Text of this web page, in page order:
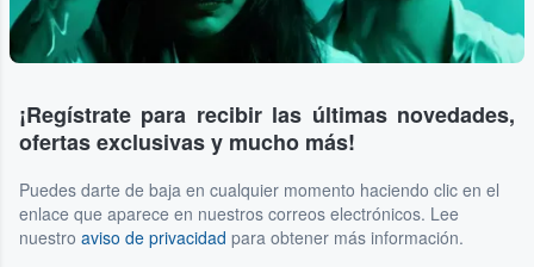
¡Regístrate para recibir las últimas novedades,
ofertas exclusivas y mucho más!
Puedes darte de baja en cualquier momento haciendo clic en el
enlace que aparece en nuestros correos electrónicos. Lee
nuestro aviso de privacidad para obtener más información.